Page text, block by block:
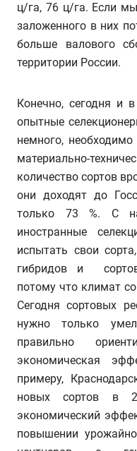
ц/га, 76 ц/га. Если
заложенного в них
больше валового
территории России.
Конечно, сегодня и
опытные
немного,
материально-
количество сортов
они доходят до
только 73 %. С
иностранные
испытать свои
гибридов и сортов
потому что климат
Сегодня сортовых
нужно только
правильно
экономическая
примеру,
новых сортов в
экономический
повышении